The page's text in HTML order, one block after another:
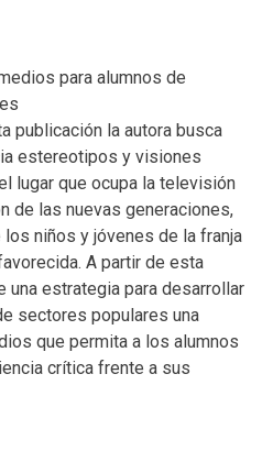
para alumnos de
publicación la autora busca
estereotipos y visiones
lugar que ocupa la televisión
de las nuevas generaciones,
niños y jóvenes de la franja
A partir de esta
una estrategia para desarrollar
sectores populares una
que permita a los alumnos
crítica frente a sus